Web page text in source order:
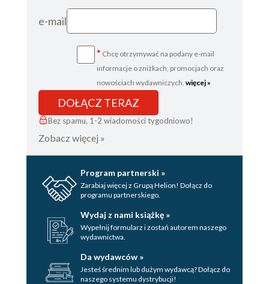
e-mail
* Chcę otrzymywać na podany e-mail
informacje o zniżkach, promocjach oraz
nowościach wydawniczych. więcej »
DOŁĄCZ TERAZ
Bez spamu, 1-2 wiadomości tygodniowo!
Zobacz więcej »
Program partnerski »
Zarabiaj więcej z Grupą Helion! Dołącz do
programu partnerskiego.
Wydaj z nami książkę »
Wypełnij formularz i zostań autorem naszego
wydawnictwa.
Da wydawców »
Jesteś średnim lub dużym wydawcą? Dołącz do
naszego systemu dystrybucji!